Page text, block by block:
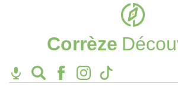
Corrèze